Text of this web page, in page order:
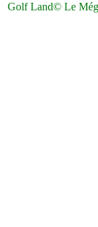
Golf Land© Le